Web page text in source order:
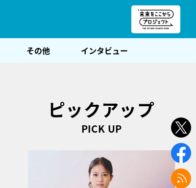
その他 インタビュー
ピックアップ
PICK UP